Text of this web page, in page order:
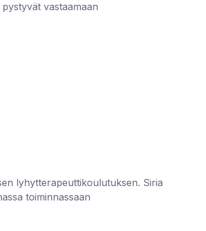
vastaamaan
lyhytterapeuttikoulutuksen. Siria
toiminnassaan